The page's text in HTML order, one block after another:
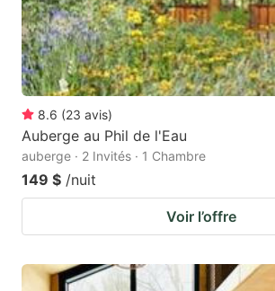
8.6 (23 avis)
Auberge au Phil de l'Eau
auberge · 2 Invités · 1 Chambre
149 $ /nuit
Voir l’offre